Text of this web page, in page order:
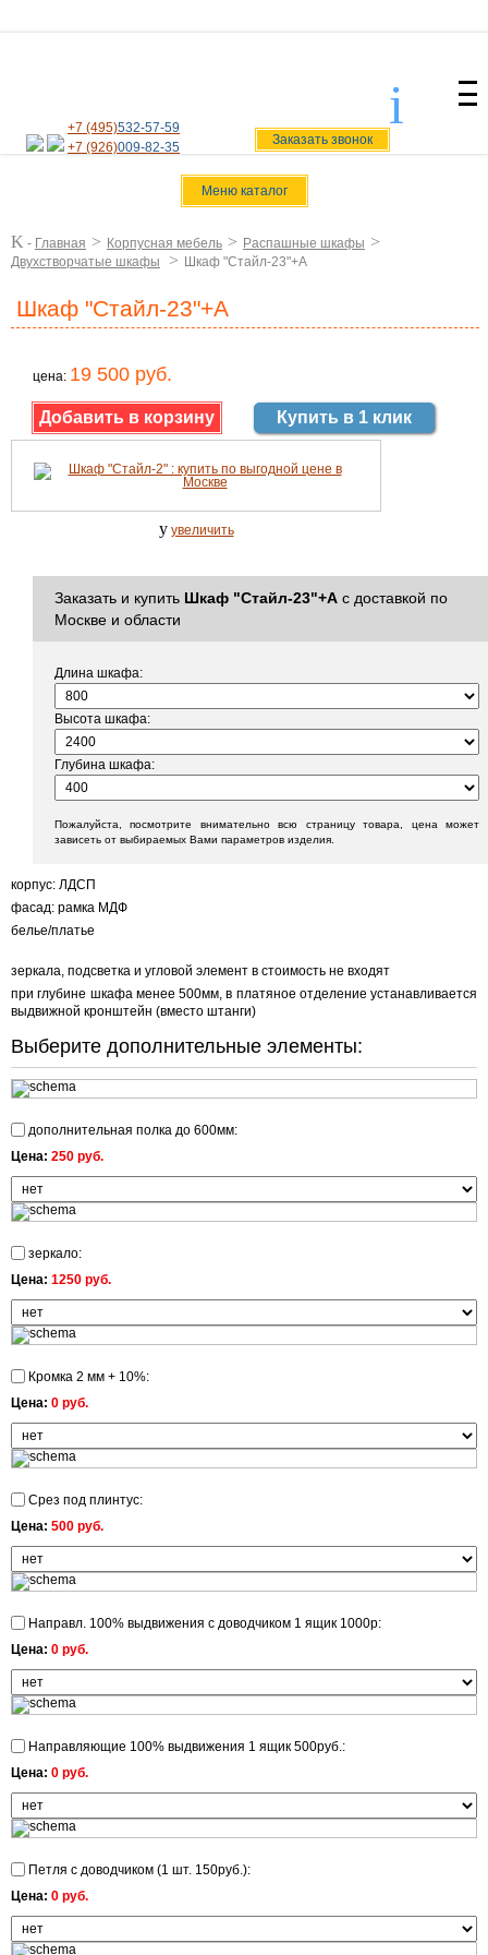
+7 (495)532-57-59
+7 (926)009-82-35 Заказать звонок
i
Меню каталог
K - Главная > Корпусная мебель > Распашные шкафы >
Двухстворчатые шкафы > Шкаф "Стайл-23"+А
Шкаф "Стайл-23"+А
цена: 19 500 руб.
Купить в 1 клик
y увеличить
Заказать и купить Шкаф "Стайл-23"+А с доставкой по
Москве и области
Длина шкафа:
Высота шкафа:
Глубина шкафа:
Пожалуйста, посмотрите внимательно всю страницу товара, цена может
зависеть от выбираемых Вами параметров изделия.
корпус: ЛДСП
фасад: рамка МДФ
белье/платье
зеркала, подсветка и угловой элемент в стоимость не входят
при глубине шкафа менее 500мм, в платяное отделение устанавливается
выдвижной кронштейн (вместо штанги)
Выберите дополнительные элементы:
дополнительная полка до 600мм:
Цена: 250 руб.
зеркало:
Цена: 1250 руб.
Кромка 2 мм + 10%:
Цена: 0 руб.
Срез под плинтус:
Цена: 500 руб.
Направл. 100% выдвижения с доводчиком 1 ящик 1000р:
Цена: 0 руб.
Направляющие 100% выдвижения 1 ящик 500руб.:
Цена: 0 руб.
Петля с доводчиком (1 шт. 150руб.):
Цена: 0 руб.